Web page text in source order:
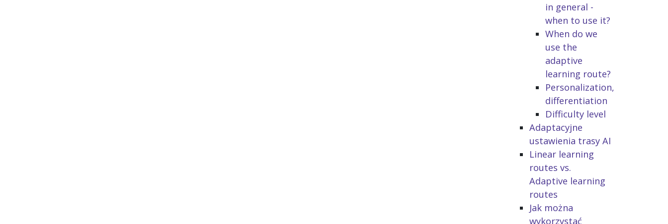
in general -
when to use it?
When do we
use the
adaptive
learning route?
Personalization,
differentiation
Difficulty level
Adaptacyjne
ustawienia trasy AI
Linear learning
routes vs.
Adaptive learning
routes
Jak można
wykorzystać